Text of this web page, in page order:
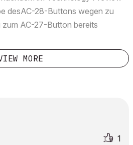
desAC-28-Buttons wegen zu
AC-27-Button bereits
AC 28 wieder in der gleichen
MORE
1